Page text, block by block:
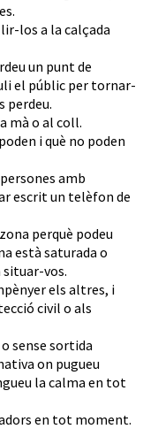
los a la calçada
un punt de
el públic per tornar-
perdeu.
mà o al coll.
i què no poden
amb
escrit un telèfon de
perquè podeu
està saturada o
vos.
els altres, i
civil o als
sense sortida
on pugueu
la calma en tot
en tot moment.